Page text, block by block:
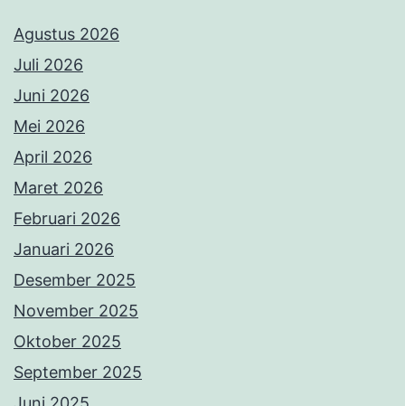
Agustus 2026
Juli 2026
Juni 2026
Mei 2026
April 2026
Maret 2026
Februari 2026
Januari 2026
Desember 2025
November 2025
Oktober 2025
September 2025